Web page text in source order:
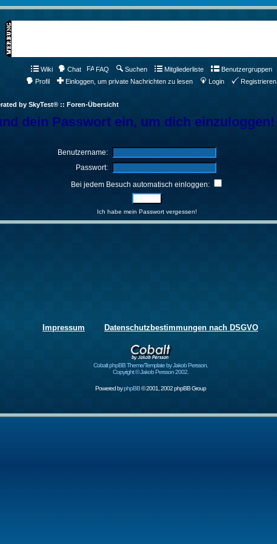
Wiki Chat FAQ Suchen Mitgliederliste
Benutzergruppen
Profil
Einloggen, um private Nachrichten zu lesen Login Registrieren
by SkyTest® :: Foren-Übersicht
dein Passwort ein, um dich einzuloggen!
Benutzername:
Passwort:
Bei jedem Besuch automatisch einloggen:
Ich habe mein Passwort vergessen!
Impressum Datenschutzbestimmungen nach DSGVO
Cobalt phpBB Theme/Template by Jakob Persson.
Copyright © Jakob Persson 2002.
Powered byphpBB© 2001, 2002 phpBB Group